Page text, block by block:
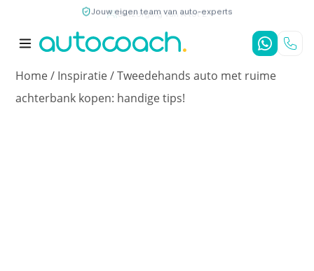
9,7/10 4,8/5
Jouw eigen team van auto-experts
Home/ Inspiratie/Tweedehands auto met ruime
achterbank kopen: handige tips!